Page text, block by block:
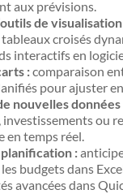
aux prévisions.
de
croisés
interactifs en
:comparaison
pour ajuster
nouvelles données
ou
en temps réel.
:
budgets dans
avancées dans